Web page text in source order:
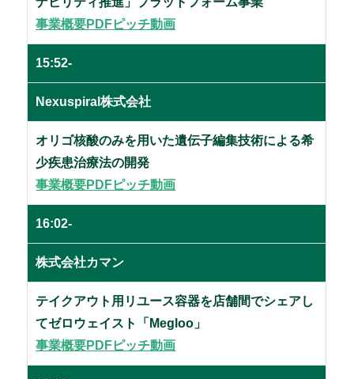
事業概要PDFピッチ動画
15:52-
Nexuspiral株式会社
オリゴ核酸のみを用いた遺伝子編集技術による希
少疾患治療法の開発
事業概要PDFピッチ動画
16:02-
株式会社カマン
テイクアウト用リユース容器を店舗間でシェアし
てゼロウェイスト「Megloo」
事業概要PDFピッチ動画